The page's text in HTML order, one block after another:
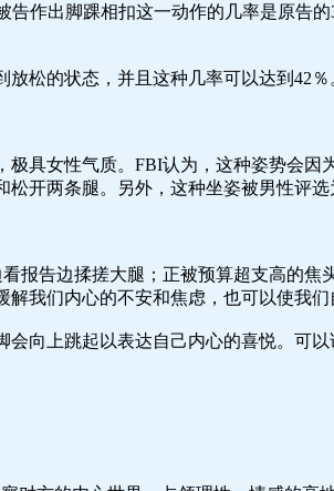
作出脚踝相扣这一动作的几率是原告
松的状态，并且这种几率可以达到42％
具女性气质。FBI认为，这种姿势会因
开两条腿。另外，这种坐姿被男性评选
告边揉搓大腿；正被预算超支高的焦
我们内心的不安和焦虑，也可以使我们
向上跳起以表达自己内心的喜悦。可